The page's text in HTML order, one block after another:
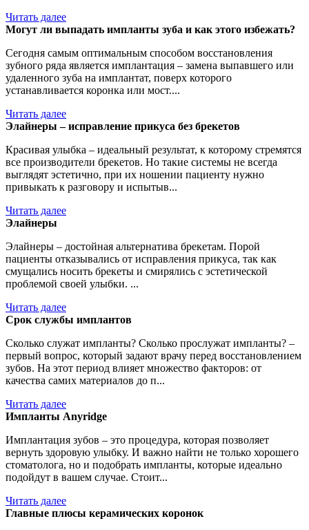
Читать далее
Могут ли выпадать импланты зуба и как этого избежать?
Сегодня самым оптимальным способом восстановления
зубного ряда является имплантация – замена выпавшего или
удаленного зуба на имплантат, поверх которого
устанавливается коронка или мост....
Читать далее
Элайнеры – исправление прикуса без брекетов
Красивая улыбка – идеальный результат, к которому стремятся
все производители брекетов. Но такие системы не всегда
выглядят эстетично, при их ношении пациенту нужно
привыкать к разговору и испытыв...
Читать далее
Элайнеры
Элайнеры – достойная альтернатива брекетам. Порой
пациенты отказывались от исправления прикуса, так как
смущались носить брекеты и смирялись с эстетической
проблемой своей улыбки. ...
Читать далее
Срок службы имплантов
Сколько служат импланты? Сколько прослужат импланты? –
первый вопрос, который задают врачу перед восстановлением
зубов. На этот период влияет множество факторов: от
качества самих материалов до п...
Читать далее
Импланты Anyridge
Имплантация зубов – это процедура, которая позволяет
вернуть здоровую улыбку. И важно найти не только хорошего
стоматолога, но и подобрать импланты, которые идеально
подойдут в вашем случае. Стоит...
Читать далее
Главные плюсы керамических коронок